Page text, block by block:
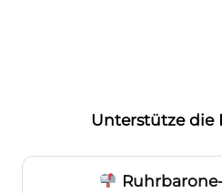
Unterstütze die